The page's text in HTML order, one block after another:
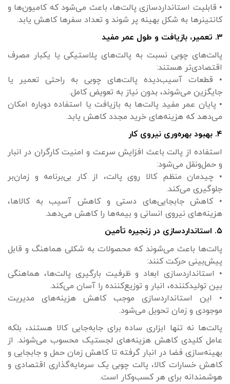
• قابلیت استانداردسازی پالت‌ها، باعث می‌شود که کامیون‌ها و
کانتینرها به شکل بهینه پر شوند و تعداد سفرها کاهش یابد.
۳. تعمیر، بازیافت و طول عمر مفید
پالت‌های چوبی نسبت به پالت‌های پلاستیکی یا یکبار مصرف
اقتصادی‌تر هستند:
• قطعات آسیب‌دیده پالت‌های چوبی به راحتی تعمیر یا
جایگزین می‌شوند، بدون نیاز به تعویض کامل.
• پایان عمر مفید پالت‌ها به بازیافت یا استفاده دوباره امکان
می‌دهد که هزینه‌های خرید مجدد کاهش یابد.
۴. بهبود بهره‌وری نیروی کار
استفاده از پالت باعث افزایش سرعت و امنیت کارگران در انبار
و حمل‌ونقل می‌شود:
• چیدمان منظم کالا روی پالت، از کار بی‌برنامه و زمان‌بر
جلوگیری می‌کند.
• کاهش جابجایی‌های دستی و کاهش آسیب به کالاها،
هزینه‌های نیروی انسانی و بیمه‌ها را کاهش می‌دهد.
۵. استانداردسازی در زنجیره تأمین
پالت‌ها باعث می‌شوند که محصولات به شکلی هماهنگ و قابل
پیش‌بینی حرکت کنند:
• استانداردسازی ابعاد و ظرفیت بارگیری پالت‌ها، هماهنگی
بین تولیدکننده، انبار و توزیع‌کننده را آسان می‌کند.
• این استانداردسازی موجب کاهش هزینه‌های مدیریت
موجودی و زمان تحویل می‌شود.
پالت‌ها نه تنها ابزاری ساده برای جابه‌جایی کالا هستند، بلکه
عامل کلیدی کاهش هزینه‌های لجستیک محسوب می‌شوند. از
بهینه‌سازی فضا در انبار گرفته تا کاهش زمان حمل و جابجایی و
کاهش خسارات کالا، پالت چوبی یک سرمایه‌گذاری اقتصادی و
هوشمندانه برای هر کسب‌وکار است.